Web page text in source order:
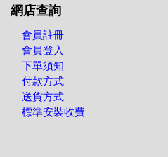
網店查詢
會員註冊
會員登入
下單須知
付款方式
送貨方式
標準安裝收費